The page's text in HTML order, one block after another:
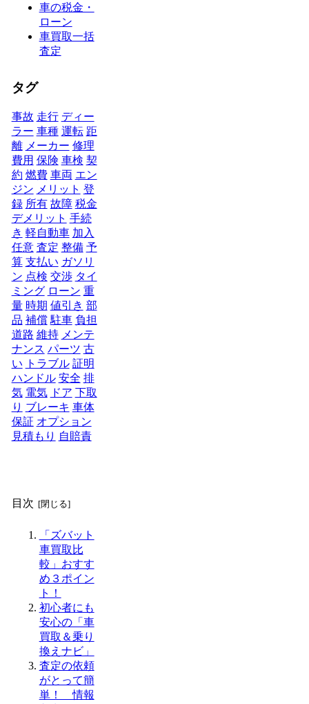
車の税金・
ローン
車買取一括
査定
タグ
事故 走行 ディー
ラー 車種 運転 距
離 メーカー 修理
費用 保険 車検 契
約 燃費 車両 エン
ジン メリット 登
録 所有 故障 税金
デメリット 手続
き 軽自動車 加入
任意 査定 整備 予
算 支払い ガソリ
ン 点検 交渉 タイ
ミング ローン 重
量 時期 値引き 部
品 補償 駐車 負担
道路 維持 メンテ
ナンス パーツ 古
い
トラブル 証明
ハンドル 安全 排
気 電気 ドア 下取
り ブレーキ 車体
保証 オプション
見積もり 自賠責
目次
「ズバット
車買取比
較」おすす
め３ポイン
ト！
初心者にも
安心の「車
買取＆乗り
換えナビ」
査定の依頼
がとって簡
単！ 情報